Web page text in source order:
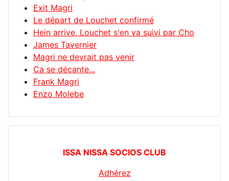
Exit Magri
Le départ de Louchet confirmé
Hein arrive, Louchet s'en va suivi par Cho
James Tavernier
Magri ne devrait pas venir
Ca se décante...
Frank Magri
Enzo Molebe
ISSA NISSA SOCIOS CLUB
Adhérez